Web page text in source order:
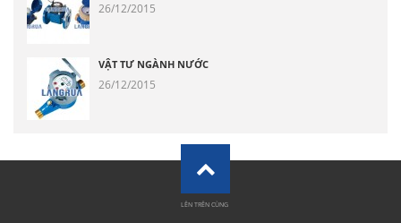
26/12/2015
VẬT TƯ NGÀNH NƯỚC
26/12/2015
LÊN TRÊN CÙNG